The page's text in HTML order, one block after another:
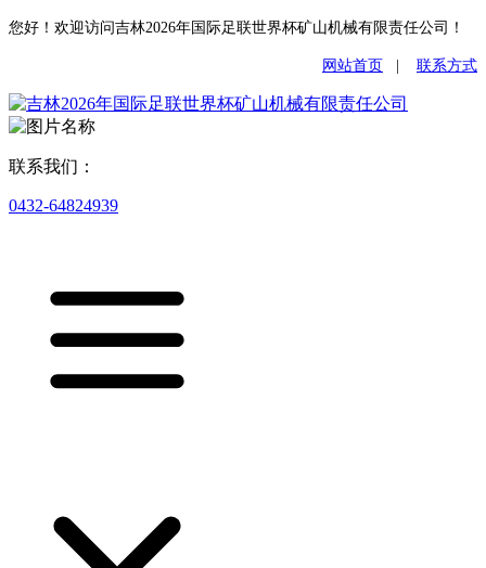
您好！欢迎访问吉林2026年国际足联世界杯矿山机械有限责任公司！
网站首页 联系方式
联系我们：
0432-64824939